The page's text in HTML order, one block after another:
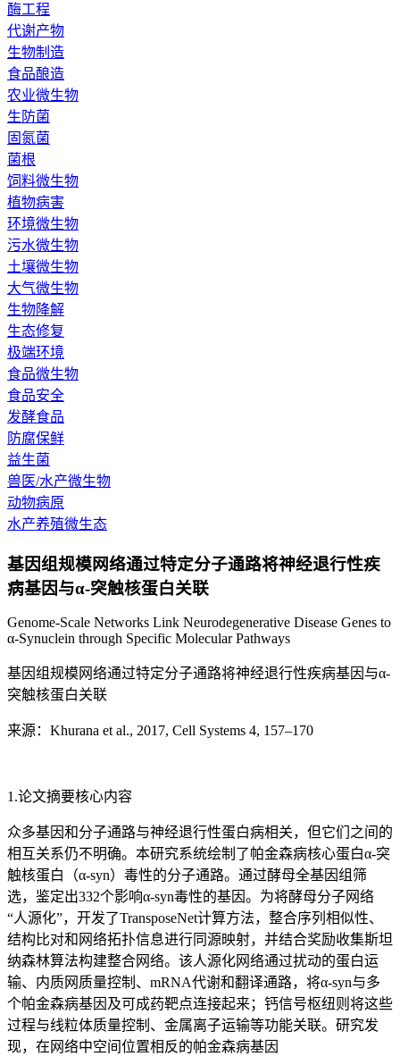
酶工程
代谢产物
生物制造
食品酿造
农业微生物
生防菌
固氮菌
菌根
饲料微生物
植物病害
环境微生物
污水微生物
土壤微生物
大气微生物
生物降解
生态修复
极端环境
食品微生物
食品安全
发酵食品
防腐保鲜
益生菌
兽医/水产微生物
动物病原
水产养殖微生态
基因组规模网络通过特定分子通路将神经退行性疾
病基因与α-突触核蛋白关联
Genome-Scale Networks Link Neurodegenerative Disease Genes to
α-Synuclein through Specific Molecular Pathways
基因组规模网络通过特定分子通路将神经退行性疾病基因与α-
突触核蛋白关联
来源：Khurana et al., 2017, Cell Systems 4, 157–170
1.论文摘要核心内容
众多基因和分子通路与神经退行性蛋白病相关，但它们之间的
相互关系仍不明确。本研究系统绘制了帕金森病核心蛋白α-突
触核蛋白（α-syn）毒性的分子通路。通过酵母全基因组筛
选，鉴定出332个影响α-syn毒性的基因。为将酵母分子网络
“人源化”，开发了TransposeNet计算方法，整合序列相似性、
结构比对和网络拓扑信息进行同源映射，并结合奖励收集斯坦
纳森林算法构建整合网络。该人源化网络通过扰动的蛋白运
输、内质网质量控制、mRNA代谢和翻译通路，将α-syn与多
个帕金森病基因及可成药靶点连接起来；钙信号枢纽则将这些
过程与线粒体质量控制、金属离子运输等功能关联。研究发
现，在网络中空间位置相反的帕金森病基因